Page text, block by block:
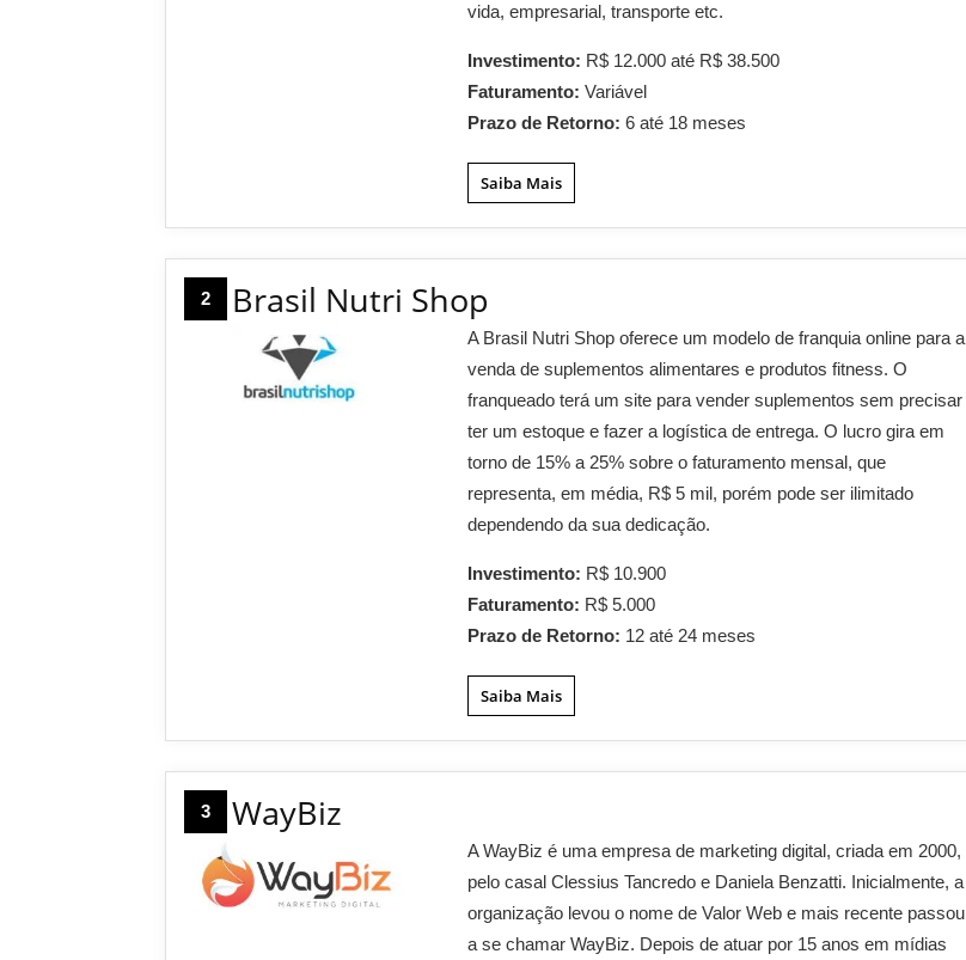
vida, empresarial, transporte etc.
Investimento: R$ 12.000 até R$ 38.500
Faturamento:Variável
Prazo de Retorno:6 até 18 meses
Saiba Mais
2 Brasil Nutri Shop
A Brasil Nutri Shop oferece um modelo de franquia online para a
venda de suplementos alimentares e produtos fitness. O
franqueado terá um site para vender suplementos sem precisar
ter um estoque e fazer a logística de entrega. O lucro gira em
torno de 15% a 25% sobre o faturamento mensal, que
representa, em média, R$ 5 mil, porém pode ser ilimitado
dependendo da sua dedicação.
Investimento: R$ 10.900
Faturamento: R$ 5.000
Prazo de Retorno: 12 até 24 meses
Saiba Mais
3 WayBiz
A WayBiz é uma empresa de marketing digital, criada em 2000,
pelo casal Clessius Tancredo e Daniela Benzatti. Inicialmente, a
organização levou o nome de Valor Web e mais recente passou
a se chamar WayBiz. Depois de atuar por 15 anos em mídias